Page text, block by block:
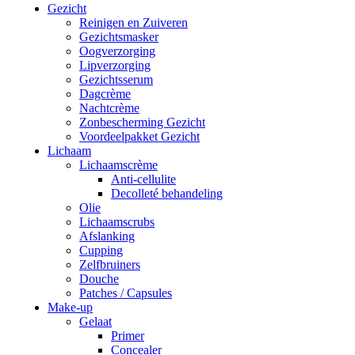
Gezicht
Reinigen en Zuiveren
Gezichtsmasker
Oogverzorging
Lipverzorging
Gezichtsserum
Dagcrème
Nachtcrème
Zonbescherming Gezicht
Voordeelpakket Gezicht
Lichaam
Lichaamscrème
Anti-cellulite
Decolleté behandeling
Olie
Lichaamscrubs
Afslanking
Cupping
Zelfbruiners
Douche
Patches / Capsules
Make-up
Gelaat
Primer
Concealer